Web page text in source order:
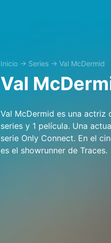
Inicio → Series → Val McDermid
Val
Val McDermid es una actriz
series y 1 película. Una
serie Only Connect. En el
es el showrunner de Traces.